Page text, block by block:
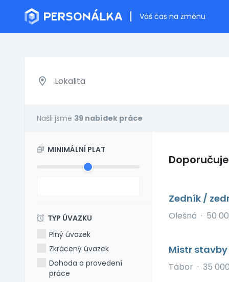
Váš čas na změnu
Našli jsme 39 nabídek práce
MINIMÁLNÍ PLAT
TYP ÚVAZKU
Plný úvazek
Zkrácený úvazek
Dohoda o provedení
práce
Zedník /
Olešná · 50
Mistr
Tábor · 35